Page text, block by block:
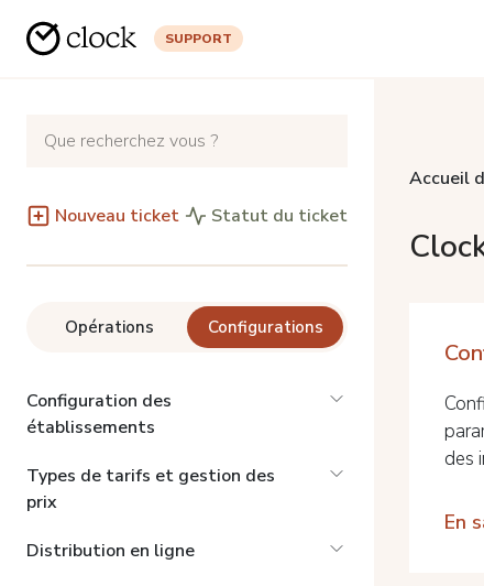
SUPPORT
Nouveau ticket Statut du ticket
Opérations Configurations
Configuration des
établissements
Types de tarifs et gestion des
prix
Distribution en ligne
Accueil
des
En